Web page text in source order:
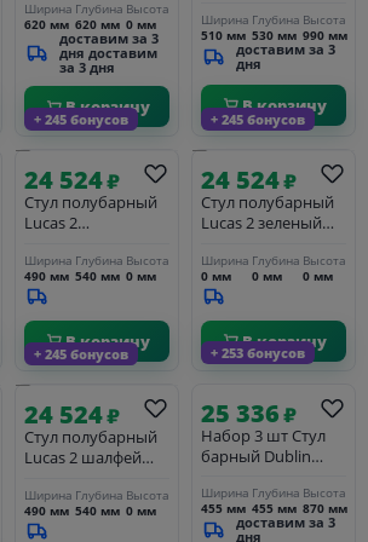
25DNMONTY GOLD,
серый велюр (MJ9-
75)
Ширина
620 мм
Глубина
620 мм
Высота
0 мм
доставим за 3
дня доставим
за 3 дня
В корзину
бежевый шенилл
(UF998-04),
бежевое
основание
Ширина
510 мм
Глубина
530 мм
Высота
990 мм
доставим за 3
дня
В корзину
+ 245 бонусов
24 524₽
Стул полубарный
Lucas 2
шенилл с чёрными
ножками
Ширина
490 мм
Глубина
540 мм
Высота
0 мм
В корзину
+ 245 бонусов
24 524₽
Стул полубарный
Lucas 2 зеленый
ножками
Ширина
0 мм
Глубина
0 мм
Высота
0 мм
В корзину
+ 245 бонусов
24 524₽
Стул полубарный
Lucas 2 шалфей
ножками
Ширина
490 мм
Глубина
540 мм
Высота
0 мм
+ 253 бонусов
25 336₽
Набор 3 шт Стул
барный Dublin
черный
Ширина
455 мм
Глубина
455 мм
Высота
870 мм
доставим за 3
дня